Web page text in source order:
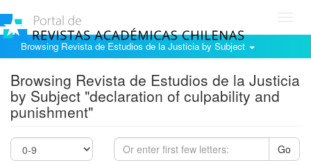
Browsing Revista de Estudios de la Justicia by Subject
Browsing Revista de Estudios de la Justicia
by Subject "declaration of culpability and
punishment"
Go